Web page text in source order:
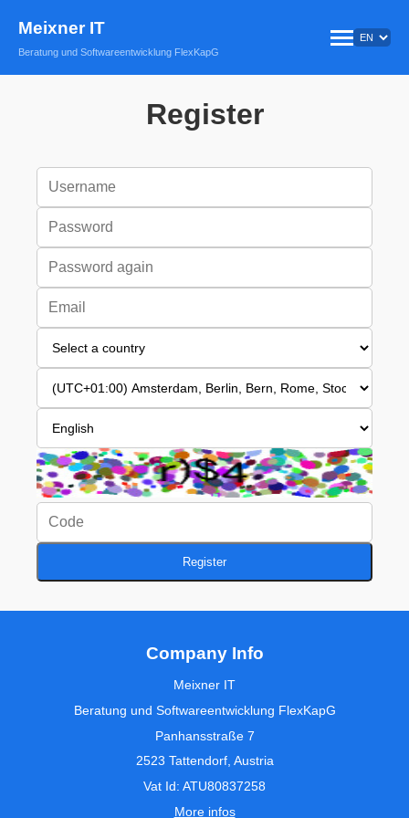
Meixner IT
Beratung und Softwareentwicklung FlexKapG
Register
Register
Company Info
Meixner IT
Beratung und Softwareentwicklung FlexKapG
Panhansstraße 7
2523 Tattendorf, Austria
Vat Id: ATU80837258
More infos